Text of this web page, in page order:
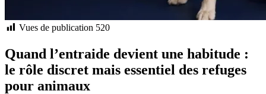
Vues de publication 520
Quand l’entraide devient une habitude :
le rôle discret mais essentiel des refuges
pour animaux